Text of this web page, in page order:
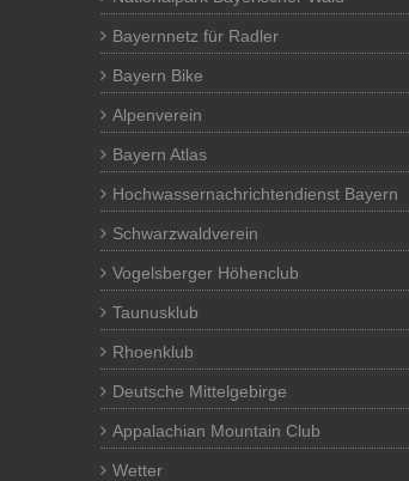
Bayernnetz für Radler
Bayern Bike
Alpenverein
Bayern Atlas
Hochwassernachrichtendienst Bayern
Schwarzwaldverein
Vogelsberger Höhenclub
Taunusklub
Rhoenklub
Deutsche Mittelgebirge
Appalachian Mountain Club
Wetter